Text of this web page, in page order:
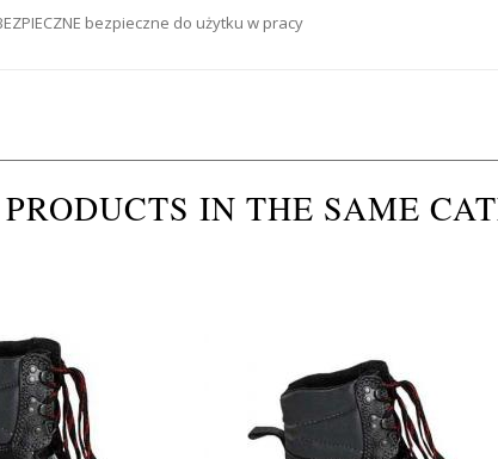
bezpieczne do użytku w pracy
IN THE SAME